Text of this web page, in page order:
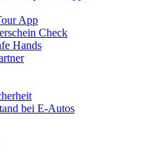
App
Check
Hands
bei E-Autos